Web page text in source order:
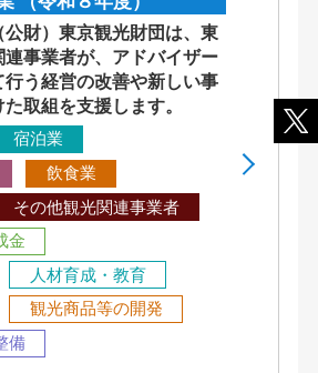
財）東京観光財団は、東
事業者が、アドバイザー
う経営の改善や新しい事
取組を支援します。
宿泊業
飲食業
その他観光関連事業者
金
人材育成・教育
観光商品等の開発
備